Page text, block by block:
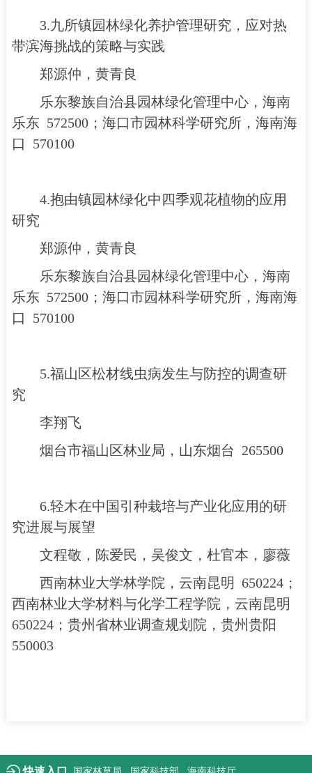
3.九所镇园林绿化养护管理研究，应对热
带滨海挑战的策略与实践
郑源仲，黄青良
乐东黎族自治县园林绿化管理中心，海南
乐东 572500；海口市园林科学研究所，海南海
口 570100
4.抱由镇园林绿化中四季观花植物的应用
研究
郑源仲，黄青良
乐东黎族自治县园林绿化管理中心，海南
乐东 572500；海口市园林科学研究所，海南海
口 570100
5.福山区松材线虫病发生与防控的调查研
究
李翔飞
烟台市福山区林业局，山东烟台 265500
6.轻木在中国引种栽培与产业化应用的研
究进展与展望
文程敬，陈爱民，吴俊文，杜官本，廖薇
西南林业大学林学院，云南昆明 650224；
西南林业大学材料与化学工程学院，云南昆明
650224；贵州省林业调查规划院，贵州贵阳
550003